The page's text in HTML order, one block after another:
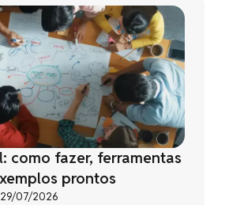
como fazer, ferramentas
prontos
29/07/2026